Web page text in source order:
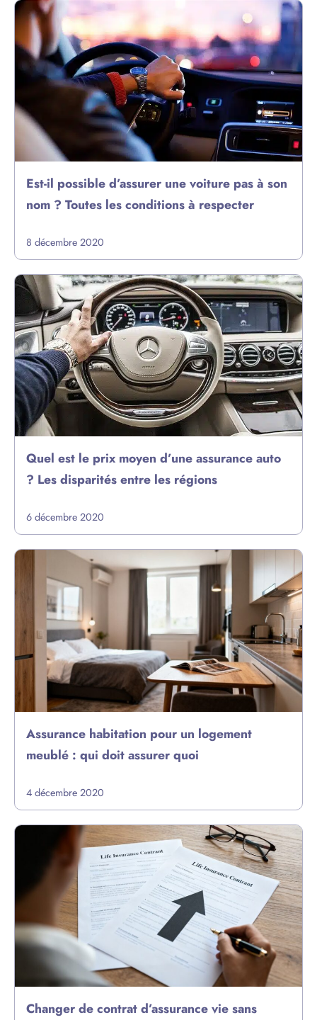
Est-il possible d’assurer une voiture pas à son
nom ? Toutes les conditions à respecter
8 décembre 2020
Quel est le prix moyen d’une assurance auto
? Les disparités entre les régions
6 décembre 2020
Assurance habitation pour un logement
meublé : qui doit assurer quoi
4 décembre 2020
Changer de contrat d’assurance vie sans